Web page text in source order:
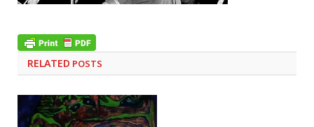
RELATED POSTS